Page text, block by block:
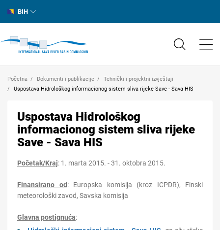
BIH
Početna Dokumenti i publikacije
Tehnički i projektni izvještaji
Uspostava Hidrološkog informacionog sistem sliva rijeke Save - Sava HIS
Uspostava Hidrološkog
informacionog sistem sliva rijeke
Save - Sava HIS
Početak/Kraj: 1. marta 2015. - 31. oktobra 2015.
Finansirano od :
Europska komisija (kroz ICPDR), Finski
meteorološki zavod, Savska komisija
Glavna postignuća: